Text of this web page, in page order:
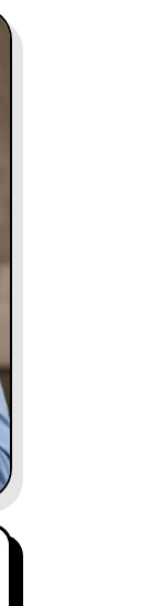
contact@charles.co